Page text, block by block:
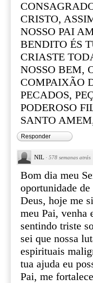
CRISTO,
NOSSO PAI
BENDITO ÉS
CRIASTE
NOSSO BEM,
COMPAIXÃO
PECADOS,
PODEROSO
SANTO
Responder
NIL · 578 semanas atrás
Bom dia meu
oportunidade
Deus, hoje me
meu Pai, venha
sentindo triste
sei que nossa
espirituais
tua ajuda eu
Pai, me